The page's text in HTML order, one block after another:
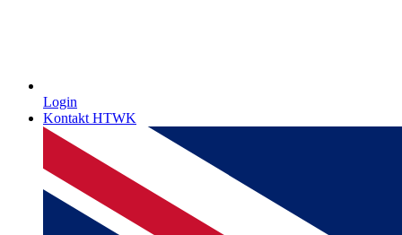
Login
Kontakt HTWK